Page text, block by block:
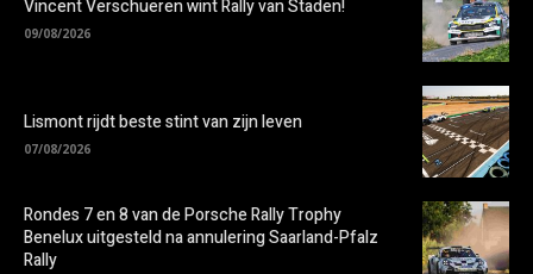
Vincent Verschueren wint Rally van Staden!
09/08/2026
Lismont rijdt beste stint van zijn leven
07/08/2026
Rondes 7 en 8 van de Porsche Rally Trophy
Benelux uitgesteld na annulering Saarland-Pfalz
Rally